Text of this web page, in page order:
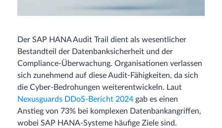
Der SAP HANA Audit Trail dient als wesentlicher
Bestandteil der Datenbanksicherheit und der
Compliance-Überwachung. Organisationen verlassen
sich zunehmend auf diese Audit-Fähigkeiten, da sich
die Cyber-Bedrohungen weiterentwickeln. Laut
Nexusguards DDoS-Bericht 2024 gab es einen
Anstieg von 73% bei komplexen Datenbankangriffen,
wobei SAP HANA-Systeme häufige Ziele sind.